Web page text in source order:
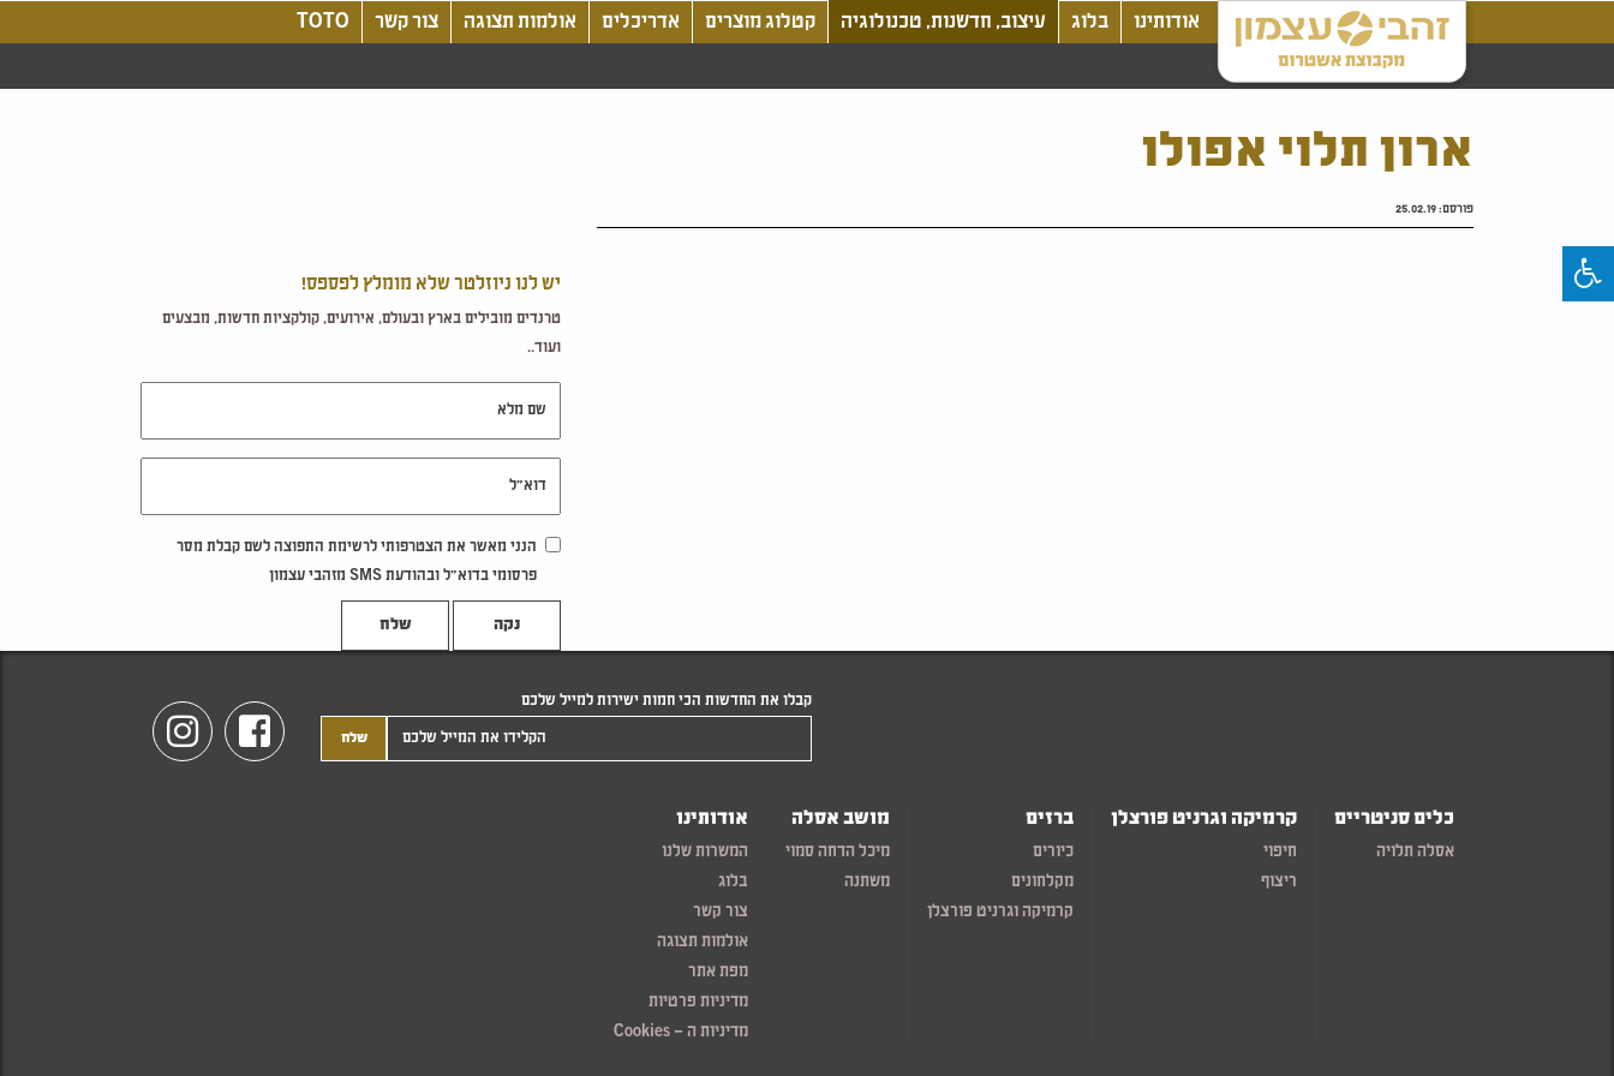
אודותינו בלוג עיצוב, חדשנות, טכנולוגיה קטלוג מוצרים אדריכלים אולמות תצוגה צור קשר TOTO
ארון תלוי אפולו
פורסם:25.02.19
יש לנו ניוזלטר שלא מומלץ לפספס!
טרנדים מובילים בארץ ובעולם, אירועים, קולקציות חדשות, מבצעים
ועוד..
הנני מאשר את הצטרפותי לרשימת התפוצה לשם קבלת מסר
פרסומי בדוא"ל ובהודעת SMS מזהבי עצמון
נקה
Facebook
Instagram
קבלו את החדשות הכי חמות ישירות למייל שלכם
כלים סניטריים
אסלה תלויה
קרמיקה וגרניט פורצלן
חיפוי
ריצוף
ברזים
כיורים
מקלחונים
קרמיקה וגרניט פורצלן
מושב אסלה
מיכל הדחה סמוי
משתנה
אודותינו
המשרות שלנו
בלוג
צור קשר
אולמות תצוגה
מפת אתר
מדיניות פרטיות
מדיניות ה – Cookies